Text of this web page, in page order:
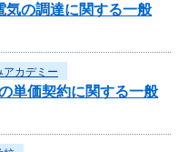
気の調達に関する一般
アカデミー
単価契約に関する一般